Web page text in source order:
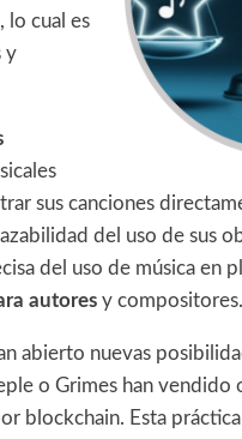
lo cual es
y
sus canciones
del uso de sus
del uso de música en
autores y compositores.
abierto nuevas
o Grimes han vendido
blockchain. Esta